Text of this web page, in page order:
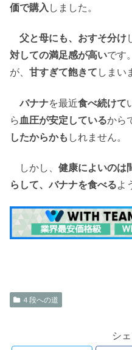
価で購入 しました。
父と母にも、おすそ分け
対しての満足感が高いです
が、 甘すぎて飽きて しまい
バナナを最近食べ続けて
ら 血圧が安定しているから
したからかも しれません。
しかし、 健康によいのは
らして、バナナを食べるよ
４段への道
シ